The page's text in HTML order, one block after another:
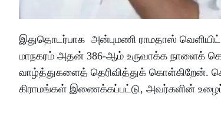
இதுதொடர்பாக அன்புமணி ராமதாஸ்
மாநகரம் அதன் 386-ஆம் உருவாக்க நாளைக்
வாழ்த்துகளைத் தெரிவித்துக் கொள்கிறேன்.
கிராமங்கள் இணைக்கப்பட்டு, அவர்களின்